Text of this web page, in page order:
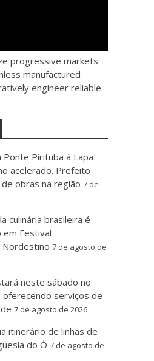
progressive markets
manufactured
engineer reliable.
Ponte Pirituba à Lapa
acelerado. Prefeito
obras na região 7 de
culinária brasileira é
em Festival
Nordestino 7 de agosto de
neste sábado no
oferecendo serviços de
7 de agosto de 2026
itinerário de linhas de
do Ó 7 de agosto de